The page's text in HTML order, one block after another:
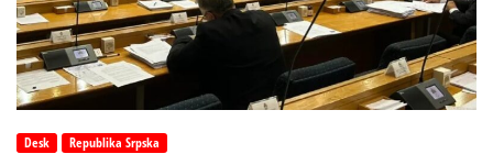
Desk Republika Srpska